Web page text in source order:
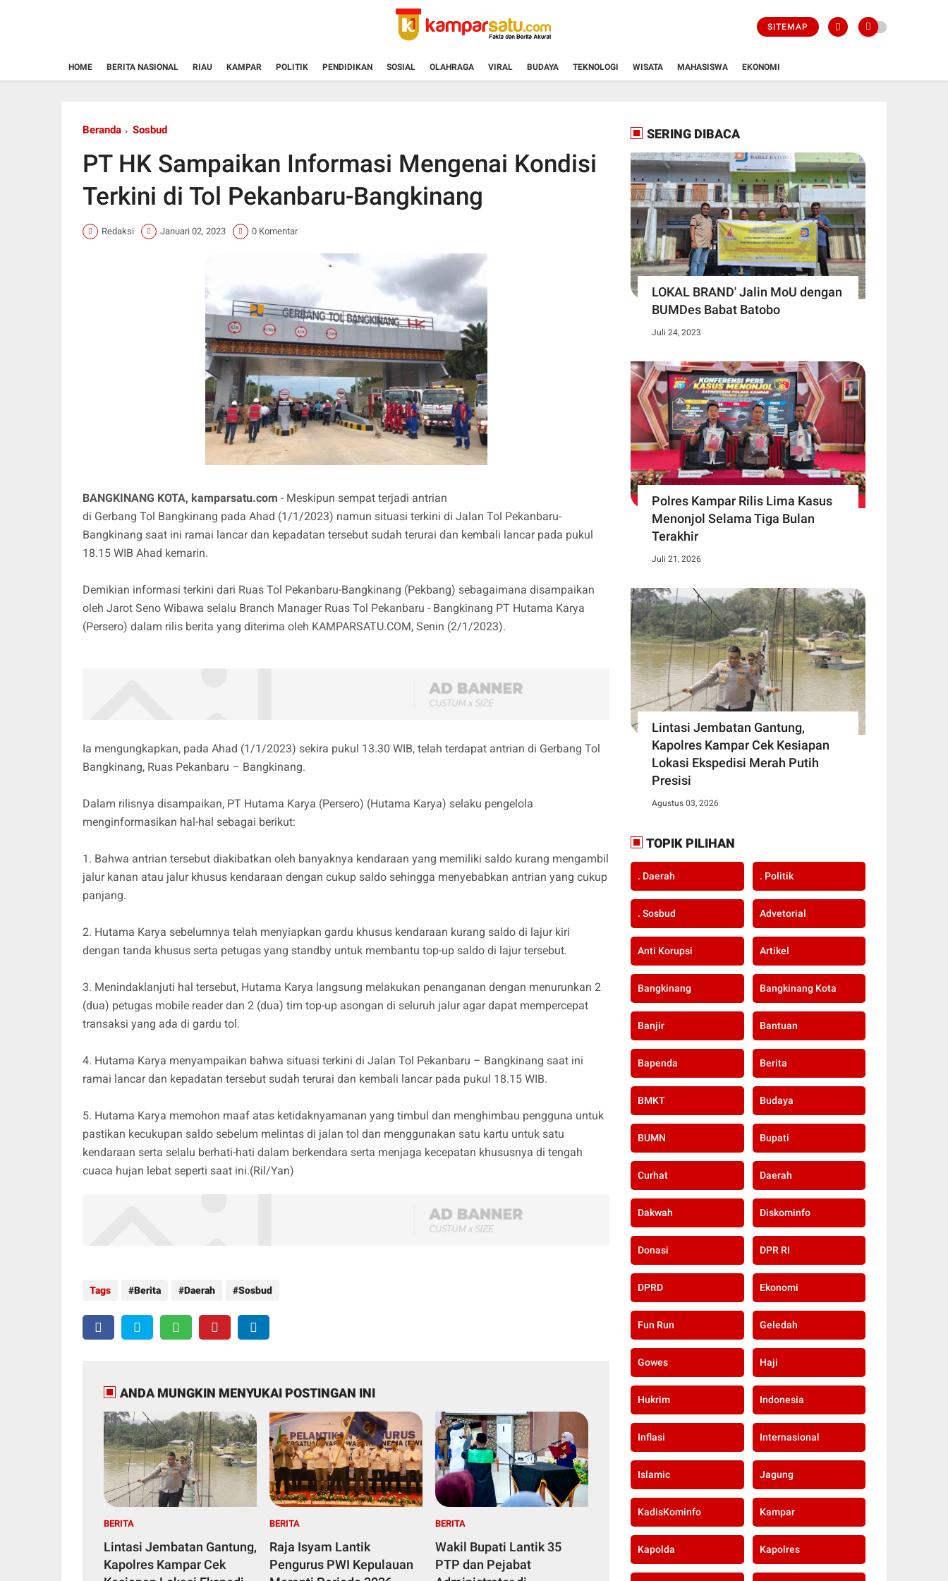
SITEMAP
HOME BERITA NASIONAL RIAU KAMPAR POLITIK PENDIDIKAN SOSIAL OLAHRAGA VIRAL BUDAYA TEKNOLOGI WISATA MAHASISWA EKONOMI
Beranda Sosbud
PT HK Sampaikan Informasi Mengenai Kondisi
Terkini di Tol Pekanbaru-Bangkinang
Redaksi Januari 02, 2023 0 Komentar
BANGKINANG KOTA, kamparsatu.com - Meskipun sempat terjadi antrian
di Gerbang Tol Bangkinang pada Ahad (1/1/2023) namun situasi terkini di Jalan Tol Pekanbaru-
Bangkinang saat ini ramai lancar dan kepadatan tersebut sudah terurai dan kembali lancar pada pukul
18.15 WIB Ahad kemarin.
Demikian informasi terkini dari Ruas Tol Pekanbaru-Bangkinang (Pekbang) sebagaimana disampaikan
oleh Jarot Seno Wibawa selalu Branch Manager Ruas Tol Pekanbaru - Bangkinang PT Hutama Karya
(Persero) dalam rilis berita yang diterima oleh KAMPARSATU.COM, Senin (2/1/2023).
Ia mengungkapkan, pada Ahad (1/1/2023) sekira pukul 13.30 WIB, telah terdapat antrian di Gerbang Tol
Bangkinang, Ruas Pekanbaru – Bangkinang.
Dalam rilisnya disampaikan, PT Hutama Karya (Persero) (Hutama Karya) selaku pengelola
menginformasikan hal-hal sebagai berikut:
1. Bahwa antrian tersebut diakibatkan oleh banyaknya kendaraan yang memiliki saldo kurang mengambil
jalur kanan atau jalur khusus kendaraan dengan cukup saldo sehingga menyebabkan antrian yang cukup
panjang.
2. Hutama Karya sebelumnya telah menyiapkan gardu khusus kendaraan kurang saldo di lajur kiri
dengan tanda khusus serta petugas yang standby untuk membantu top-up saldo di lajur tersebut.
3. Menindaklanjuti hal tersebut, Hutama Karya langsung melakukan penanganan dengan menurunkan 2
(dua) petugas mobile reader dan 2 (dua) tim top-up asongan di seluruh jalur agar dapat mempercepat
transaksi yang ada di gardu tol.
4. Hutama Karya menyampaikan bahwa situasi terkini di Jalan Tol Pekanbaru – Bangkinang saat ini
ramai lancar dan kepadatan tersebut sudah terurai dan kembali lancar pada pukul 18.15 WIB.
5. Hutama Karya memohon maaf atas ketidaknyamanan yang timbul dan menghimbau pengguna untuk
pastikan kecukupan saldo sebelum melintas di jalan tol dan menggunakan satu kartu untuk satu
kendaraan serta selalu berhati-hati dalam berkendara serta menjaga kecepatan khususnya di tengah
cuaca hujan lebat seperti saat ini.(Ril/Yan)
Tags Berita Daerah Sosbud
ANDA MUNGKIN MENYUKAI POSTINGAN INI
BERITA
Lintasi Jembatan Gantung,
Kapolres Kampar Cek
BERITA
Raja Isyam Lantik
Pengurus PWI Kepulauan
BERITA
Wakil Bupati Lantik 35
PTP dan Pejabat
SERING DIBACA
LOKAL BRAND' Jalin MoU dengan
BUMDes Babat Batobo
Juli 24, 2023
Polres Kampar Rilis Lima Kasus
Menonjol Selama Tiga Bulan
Terakhir
Juli 21, 2026
Lintasi Jembatan Gantung,
Kapolres Kampar Cek Kesiapan
Lokasi Ekspedisi Merah Putih
Presisi
Agustus 03, 2026
TOPIK PILIHAN
. Daerah . Politik
. Sosbud Advetorial
Anti Korupsi Artikel
Bangkinang Bangkinang Kota
Banjir Bantuan
Bapenda Berita
BMKT Budaya
BUMN Bupati
Curhat Daerah
Dakwah Diskominfo
Donasi DPR RI
DPRD Ekonomi
Fun Run Geledah
Gowes Haji
Hukrim Indonesia
Inflasi Internasional
Islamic Jagung
KadisKominfo Kampar
Kapolda Kapolres